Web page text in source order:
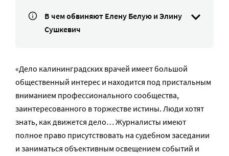
В чем обвиняют Елену Белую и Элину
Сушкевич
«Дело калининградских врачей имеет большой
общественный интерес и находится под пристальным
вниманием профессионального сообщества,
заинтересованного в торжестве истины. Люди хотят
знать, как движется дело… Журналисты имеют
полное право присутствовать на судебном заседании
и заниматься объективным освещением событий и